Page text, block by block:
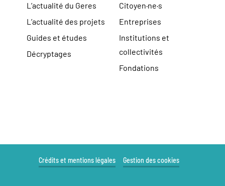
L’actualité du Geres
L’actualité des projets
Guides et études
Décryptages
Citoyen·ne·s
Entreprises
Institutions et
collectivités
Fondations
Crédits et mentions légales Gestion des cookies